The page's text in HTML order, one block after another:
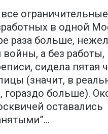
в одной
раза больше,
а без работы,
сидела пятая
(значит, в
гораздо больше).
оставались